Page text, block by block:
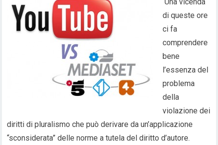
di queste ore
ci fa
comprendere
bene
l’essenza del
problema
della
violazione dei
diritti di pluralismo che può derivare da un’applicazione
“sconsiderata” delle norme a tutela del diritto d’autore.